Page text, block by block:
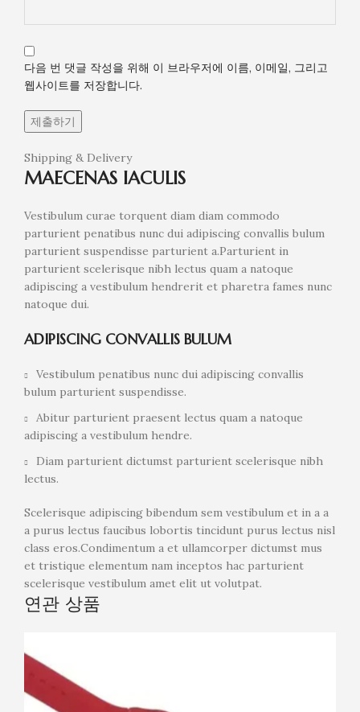
다음 번 댓글 작성을 위해 이 브라우저에 이름, 이메일, 그리고
웹사이트를 저장합니다.
Shipping & Delivery
MAECENAS IACULIS
Vestibulum curae torquent diam diam commodo
parturient penatibus nunc dui adipiscing convallis bulum
parturient suspendisse parturient a.Parturient in
parturient scelerisque nibh lectus quam a natoque
adipiscing a vestibulum hendrerit et pharetra fames nunc
natoque dui.
ADIPISCING CONVALLIS BULUM
Vestibulum penatibus nunc dui adipiscing convallis
bulum parturient suspendisse.
Abitur parturient praesent lectus quam a natoque
adipiscing a vestibulum hendre.
Diam parturient dictumst parturient scelerisque nibh
lectus.
Scelerisque adipiscing bibendum sem vestibulum et in a a
a purus lectus faucibus lobortis tincidunt purus lectus nisl
class eros.Condimentum a et ullamcorper dictumst mus
et tristique elementum nam inceptos hac parturient
scelerisque vestibulum amet elit ut volutpat.
연관 상품